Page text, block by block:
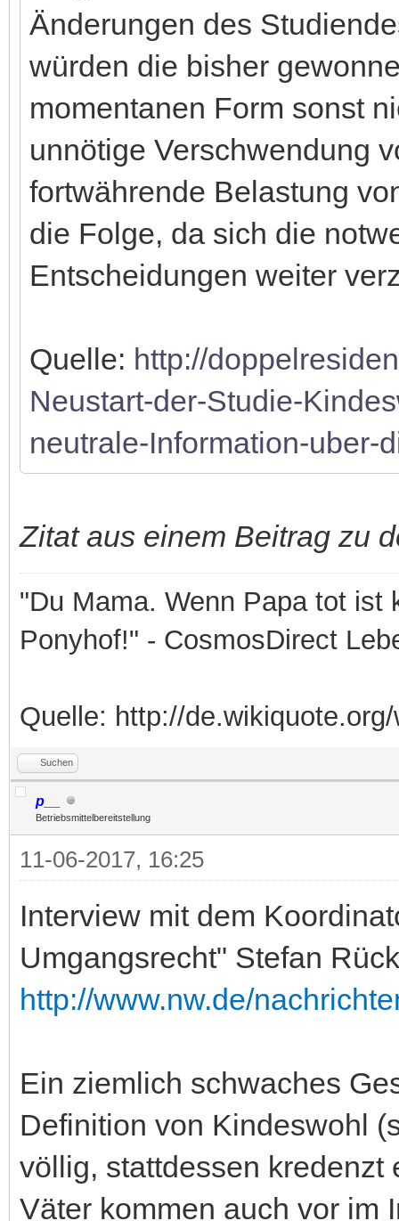
Änderungen des
würden die bisher
momentanen Form sonst
unnötige Verschwendung
fortwährende Belastung
die Folge, da sich die
Entscheidungen weiter
Quelle: http://
Neustart-der-Studie-
neutrale-Information-uber-
Zitat aus einem Beitrag zu
"Du Mama. Wenn Papa tot ist
Ponyhof!" - CosmosDirect
Quelle: http://
Suchen
p__
Betriebsmittelbereitstellung
11-06-2017, 16:25
Interview mit dem
Umgangsrecht" Stefan
http://www.nw.de/
Ein ziemlich schwaches
Definition von Kindeswohl
völlig, stattdessen kredenzt
Väter kommen auch vor im